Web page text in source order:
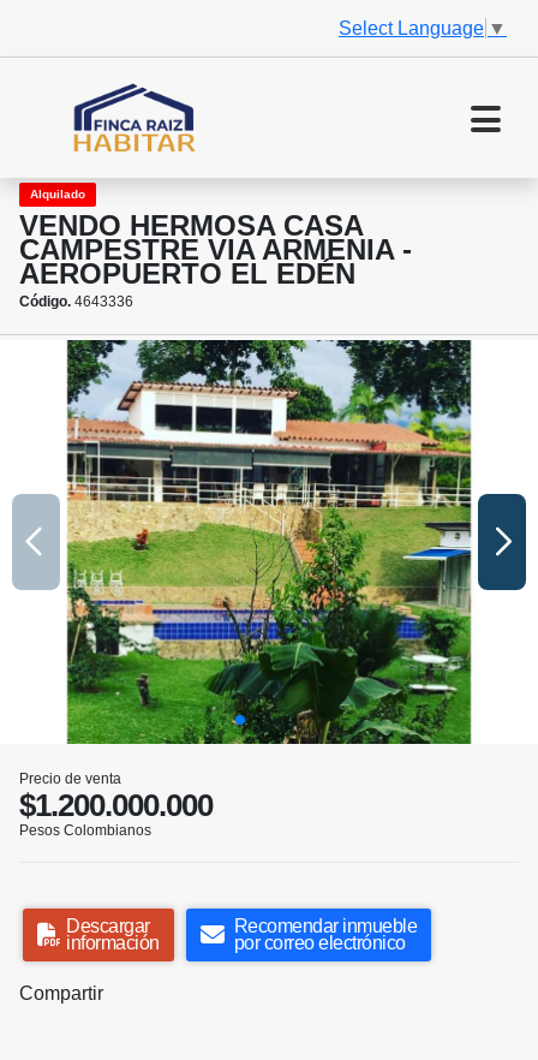
Select Language ▼
Alquilado
VENDO HERMOSA CASA
CAMPESTRE VIA ARMENIA -
AEROPUERTO EL EDÉN
Código. 4643336
Precio de venta
$1.200.000.000
Pesos Colombianos
Descargar
información
Recomendar inmueble
por correo electrónico
Compartir